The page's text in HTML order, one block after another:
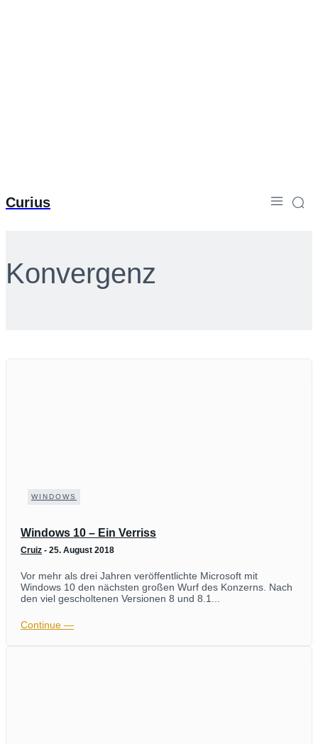
Curius
Konvergenz
WINDOWS
Windows 10 – Ein Verriss
Cruiz - 25. August 2018
Vor mehr als drei Jahren veröffentlichte Microsoft mit
Windows 10 den nächsten großen Wurf des Konzerns. Nach
den viel gescholtenen Versionen 8 und 8.1...
Continue ―